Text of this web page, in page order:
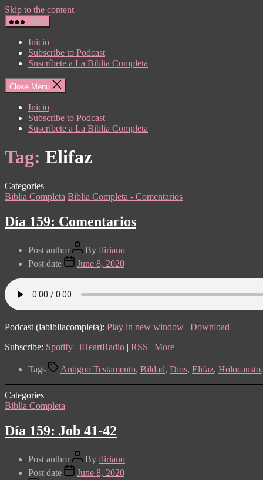
Skip to the content
Menu
Inicio
Subscribe to Podcast
Suscríbete a La Biblia Completa
Close Menu
Inicio
Subscribe to Podcast
Suscríbete a La Biblia Completa
Tag: Elifaz
Categories
Biblia Completa Biblia Completa - Comentarios
Día 159: Comentarios
Post author By fliriano
Post date
June 8, 2020
Podcast (labibliacompleta): Play in new window | Download
Subscribe: Spotify | iHeartRadio | RSS | More
Tags Antiguo Testamento, Bildad, Dios, Elifaz, Holocausto,
Categories
Biblia Completa
Día 159: Job 41-42
Post author By fliriano
Post date
June 8, 2020